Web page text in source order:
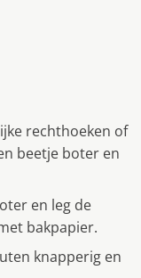
rechthoeken of
beetje boter en
en leg de
bakpapier.
knapperig en